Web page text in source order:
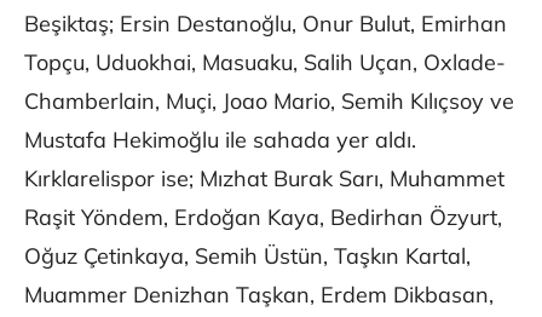
Beşiktaş; Ersin Destanoğlu, Onur Bulut, Emirhan
Topçu, Uduokhai, Masuaku, Salih Uçan, Oxlade-
Chamberlain, Muçi, Joao Mario, Semih Kılıçsoy ve
Mustafa Hekimoğlu ile sahada yer aldı.
Kırklarelispor ise; Mızhat Burak Sarı, Muhammet
Raşit Yöndem, Erdoğan Kaya, Bedirhan Özyurt,
Oğuz Çetinkaya, Semih Üstün, Taşkın Kartal,
Muammer Denizhan Taşkan, Erdem Dikbasan,